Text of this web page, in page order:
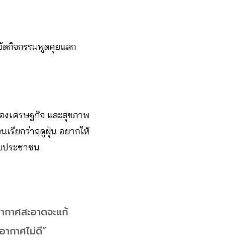
ดกิจกรรมพูดคุยแลก
เศรษฐกิจ และสุขภาพ
รียกว่าฤดูฝุ่น อยากให้
ประชาชน
าศสะอาดจะแก้
กาศไม่ดี”